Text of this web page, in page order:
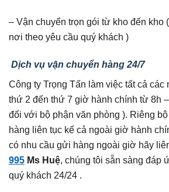
– Vận chuyển trọn gói từ kho đến kho
nơi theo yêu cầu quý khách )
Dịch vụ vận chuyển hàng 24/7
Công ty Trọng Tấn làm việc tất cả các
thứ 2 đến thứ 7 giờ hành chính từ 8h
đối với bộ phận văn phòng ). Riêng
hàng liên tục kế cả ngoài giờ hành
có nhu cầu gửi hàng ngoài giờ hãy
995 Ms Huệ, chúng tôi sẵn sàng đáp
quý khách 24/24 .